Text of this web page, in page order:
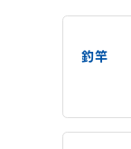
釣竿